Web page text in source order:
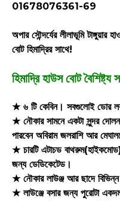
01678076361-69
অপার সৌন্দর্যের লীলাভূমি
বোট হিমাদ্রির সাথে!
হিমাদ্রি হাউস বোট বৈশিষ্ট্য
★ ৬ টি কেবিন। সবগুলোই ডোর
★ নৌকার সামনে একটা সুন্দর
পারবেন অবিরাম জলরাশি আর
★ চারটি এটাচড
জন্য ডেডিকেটেড।
★ নৌকার লাউঞ্জ আর ছাদে
★ লাউঞ্জে বসার জন্য পুরোটা